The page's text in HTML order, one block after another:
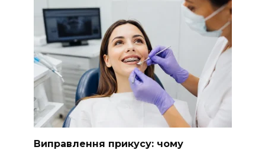
Виправлення прикусу: чому